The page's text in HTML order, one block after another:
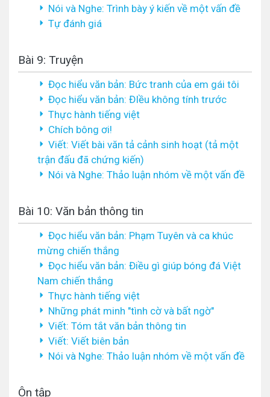
Nói và Nghe: Trình bày ý kiến về một vấn đề
Tự đánh giá
Bài 9: Truyện
Đọc hiểu văn bản: Bức tranh của em gái tôi
Đọc hiểu văn bản: ĐIều không tính trước
Thực hành tiếng việt
Chích bông ơi!
Viết: Viết bài văn tả cảnh sinh hoạt (tả một
trận đấu đã chứng kiến)
Nói và Nghe: Thảo luận nhóm về một vấn đề
Bài 10: Văn bản thông tin
Đọc hiểu văn bản: Phạm Tuyên và ca khúc
mừng chiến thắng
Đọc hiểu văn bản: Điều gì giúp bóng đá Việt
Nam chiến thắng
Thực hành tiếng việt
Những phát minh "tình cờ và bất ngờ"
Viết: Tóm tắt văn bản thông tin
Viết: Viết biên bản
Nói và Nghe: Thảo luận nhóm về một vấn đề
Ôn tập